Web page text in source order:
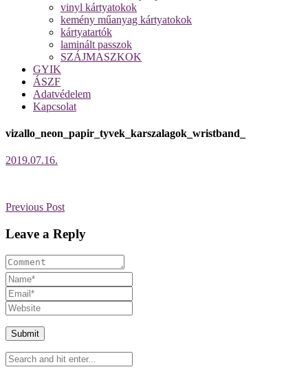
vinyl kártyatokok
kemény műanyag kártyatokok
kártyatartók
laminált passzok
SZÁJMASZKOK
GYIK
ÁSZF
Adatvédelem
Kapcsolat
vizallo_neon_papir_tyvek_karszalagok_wristband_
2019.07.16.
Previous Post
Leave a Reply